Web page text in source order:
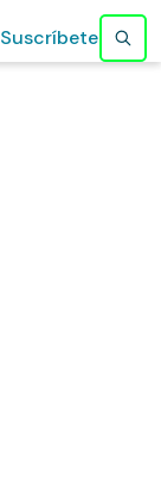
Suscríbete